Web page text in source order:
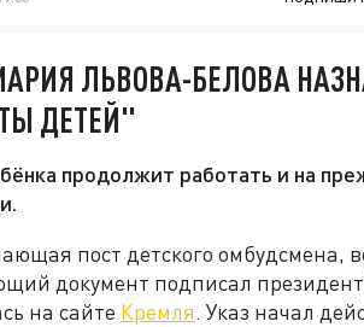
ЛЬВОВА-БЕЛОВА
ДЕТЕЙ"
продолжит работать и на
пост детского омбудсмена,
документ подписал президент
на сайте Кремля. Указ начал